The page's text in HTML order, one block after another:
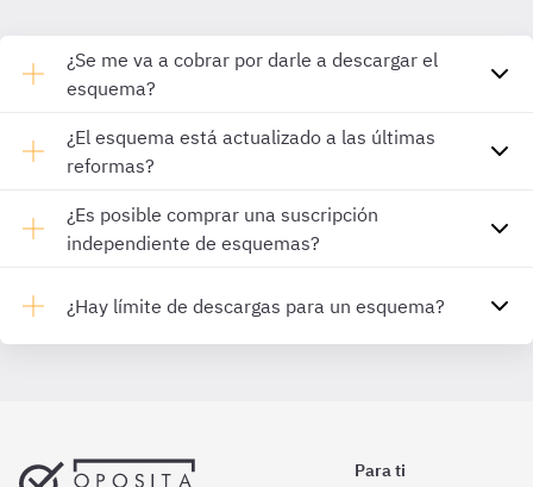
¿Se me va a cobrar por darle a descargar el
esquema?
¿El esquema está actualizado a las últimas
reformas?
¿Es posible comprar una suscripción
independiente de esquemas?
¿Hay límite de descargas para un esquema?
Para ti